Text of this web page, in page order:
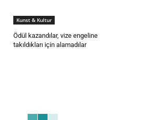
Kunst & Kultur
Ödül kazandılar, vize engeline
takıldıkları için alamadılar